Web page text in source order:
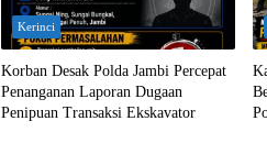
Kerinci
Korban Desak Polda Jambi Percepat
Penanganan Laporan Dugaan
Penipuan Transaksi Ekskavator